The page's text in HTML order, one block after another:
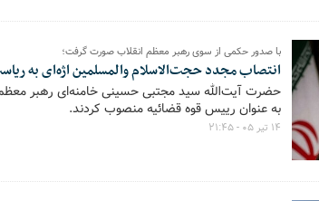
با صدور حکمی از سوی رهبر معظم انقلاب صورت گرفت؛
انتصاب مجدد حجت‌الاسلام والمسلمین اژه‌ای به
حضرت آیت‌الله سید مجتبی حسینی خامنه‌ای رهبر معظم
به عنوان رییس قوه قضائیه منصوب کردند.
۱۴ تیر ۰۵ - ۲۱:۴۵